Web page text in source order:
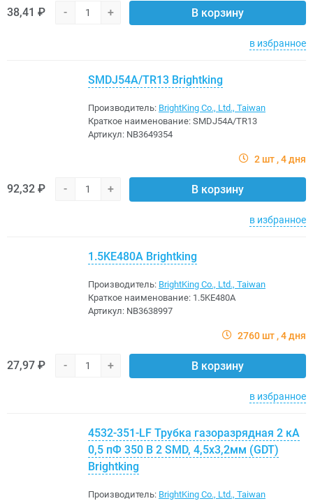
38,41 ₽ - + В корзину
в избранное
SMDJ54A/TR13 Brightking
Производитель: BrightKing Co., Ltd., Taiwan
Краткое наименование: SMDJ54A/TR13
Артикул: NB3649354
2 шт 4 дня
92,32 ₽ - + В корзину
в избранное
1.5KE480A Brightking
Производитель: BrightKing Co., Ltd., Taiwan
Краткое наименование: 1.5KE480A
Артикул: NB3638997
2760 шт 4 дня
27,97 ₽ - + В корзину
в избранное
4532-351-LF Трубка газоразрядная 2 кА
0,5 пФ 350 В 2 SMD, 4,5x3,2мм (GDT)
Brightking
Производитель: BrightKing Co., Ltd., Taiwan